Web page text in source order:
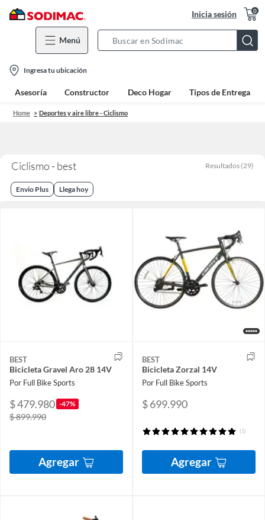
Inicia sesión 0
Menú
Bar
location-
icon
Ingresa tu ubicación
Asesoría Constructor Deco Hogar Tipos de Entrega
Home Deportes y aire libre - Ciclismo
Ciclismo - best Resultados (29)
Envio Plus Llega hoy
BEST
Bicicleta Gravel Aro 28 14V
Por Full Bike Sports
$ 479.980 -47%
$ 899.990
Agregar
BEST
Bicicleta Zorzal 14V
Por Full Bike Sports
$ 699.990
(1)
Agregar